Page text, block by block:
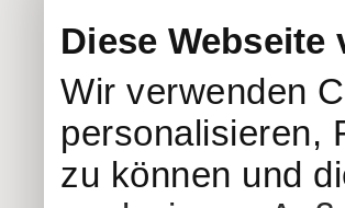
Diese Webseite
Wir verwenden
personalisieren,
zu können und